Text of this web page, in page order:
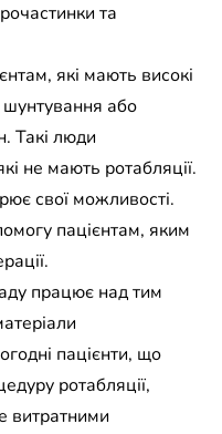
та
які мають високі
або
Такі люди
не мають ротабляції.
свої можливості.
пацієнтам, яким
працює над тим
пацієнти, що
ротабляції,
витратними